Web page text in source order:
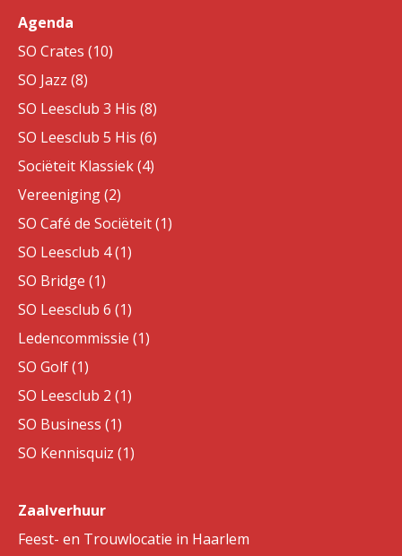
Agenda
SO Crates (10)
SO Jazz (8)
SO Leesclub 3 His (8)
SO Leesclub 5 His (6)
Sociëteit Klassiek (4)
Vereeniging (2)
SO Café de Sociëteit (1)
SO Leesclub 4 (1)
SO Bridge (1)
SO Leesclub 6 (1)
Ledencommissie (1)
SO Golf (1)
SO Leesclub 2 (1)
SO Business (1)
SO Kennisquiz (1)
Zaalverhuur
Feest- en Trouwlocatie in Haarlem